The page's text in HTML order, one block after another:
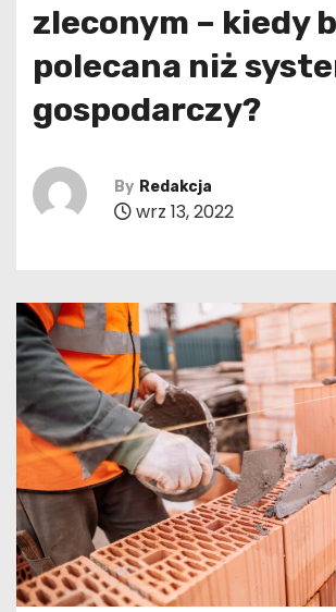
zleconym – kiedy
polecana niż
gospodarczy?
By Redakcja
wrz 13, 2022